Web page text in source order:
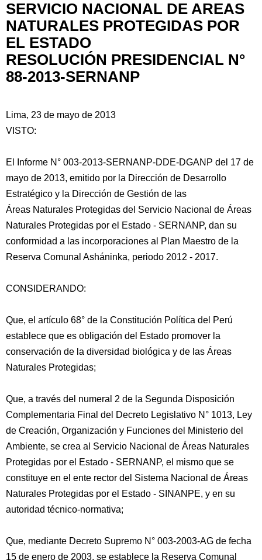
SERVICIO NACIONAL DE AREAS
NATURALES PROTEGIDAS POR
EL ESTADO
RESOLUCIÓN PRESIDENCIAL N°
88-2013-SERNANP
Lima, 23 de mayo de 2013
VISTO:
El Informe N° 003-2013-SERNANP-DDE-DGANP del 17 de
mayo de 2013, emitido por la Dirección de Desarrollo
Estratégico y la Dirección de Gestión de las
Áreas Naturales Protegidas del Servicio Nacional de Áreas
Naturales Protegidas por el Estado - SERNANP, dan su
conformidad a las incorporaciones al
Plan Maestro de la
Reserva Comunal Asháninka, periodo 2012 - 2017.
CONSIDERANDO:
Que, el artículo 68° de la Constitución Política del Perú
establece que es obligación del Estado promover la
conservación de la diversidad biológica y de las Áreas
Naturales Protegidas;
Que, a través del numeral 2 de la Segunda Disposición
Complementaria Final del Decreto Legislativo N° 1013, Ley
de Creación, Organización y Funciones del Ministerio del
Ambiente, se crea al Servicio Nacional de Áreas Naturales
Protegidas por el Estado - SERNANP, el mismo que se
constituye en el ente rector del Sistema Nacional de Áreas
Naturales Protegidas por el Estado - SINANPE, y en su
autoridad técnico-normativa;
Que, mediante Decreto Supremo N° 003-2003-AG de fecha
15 de enero de 2003, se establece la Reserva Comunal